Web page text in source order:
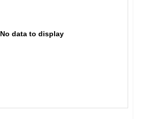
No data to display